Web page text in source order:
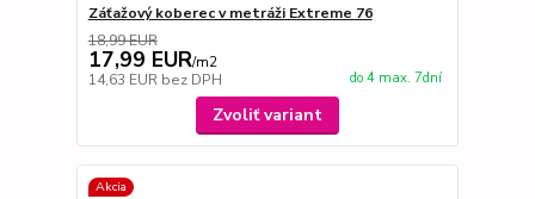
Záťažový koberec v metráži Extreme 76
18,99 EUR
17,99 EUR/m2
14,63 EUR bez DPH do 4 max. 7dní
Zvoliť variant
Akcia